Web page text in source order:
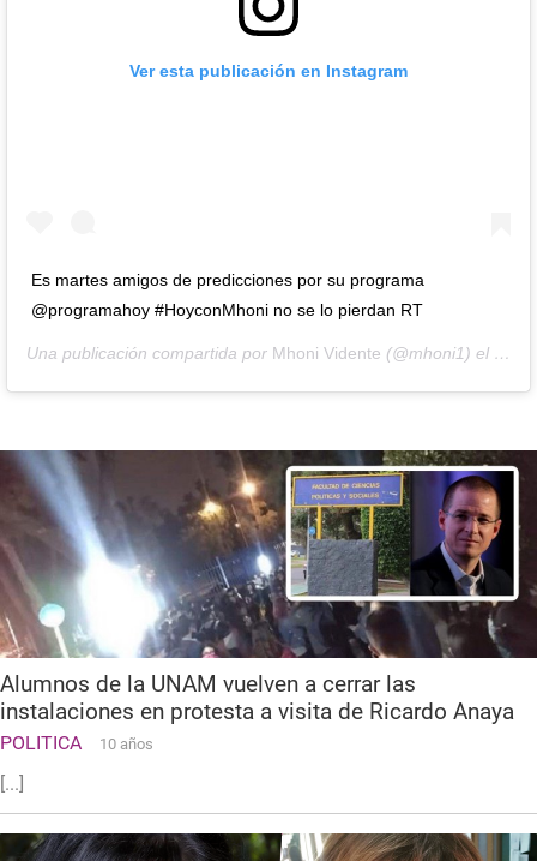
Ver esta publicación en Instagram
Es martes amigos de predicciones por su programa
@programahoy #HoyconMhoni no se lo pierdan RT
Una publicación compartida por Mhoni Vidente (@mhoni1) el 10
Alumnos de la UNAM vuelven a cerrar las
instalaciones en protesta a visita de Ricardo Anaya
POLITICA 10 años
[...]